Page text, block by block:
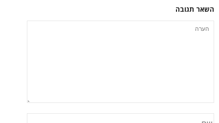
השאר תגובה